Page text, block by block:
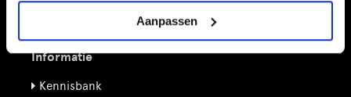
Aanpassen
Informatie
Kennisbank